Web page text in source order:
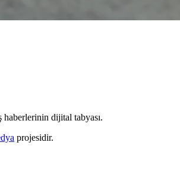
haberlerinin dijital tabyası.
projesidir.